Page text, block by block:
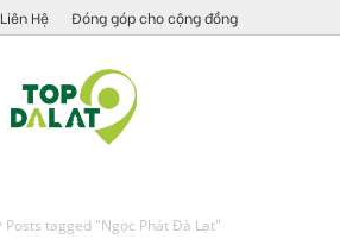
Liên Hệ Đóng góp cho cộng đồng
Posts tagged "Ngọc Phát Đà Lạt"